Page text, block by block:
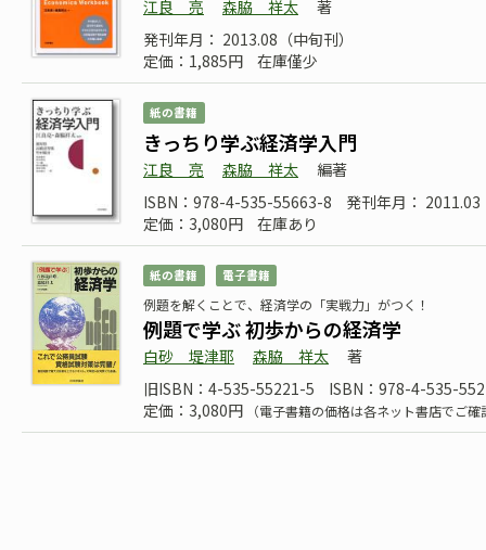
江良 亮 森脇 祥太
著
発刊年月： 2013.08（中旬刊）
定価：1,885円
在庫僅少
紙の書籍
きっちり学ぶ経済学入門
江良 亮 森脇 祥太
編著
ISBN：978-4-535-55663-8
発刊年月： 2011.03
定価：3,080円
在庫あり
紙の書籍 電子書籍
例題を解くことで、経済学の「実戦力」がつく！
例題で学ぶ 初歩からの経済学
白砂 堤津耶 森脇 祥太
著
旧ISBN：4-535-55221-5
ISBN：978-4-535-
定価：3,080円
（電子書籍の価格は各ネット書店でご